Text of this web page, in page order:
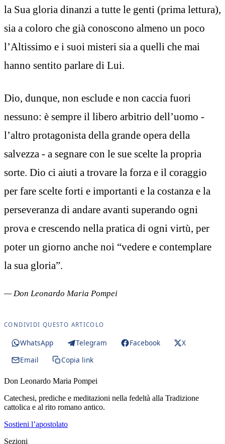
la Sua gloria dinanzi a tutte le genti (prima lettura),
sia a coloro che già conoscono almeno un poco
l’Altissimo e i suoi misteri sia a quelli che mai
hanno sentito parlare di Lui.
Dio, dunque, non esclude e non caccia fuori
nessuno: è sempre il libero arbitrio dell’uomo -
l’altro protagonista della grande opera della
salvezza - a segnare con le sue scelte la propria
sorte. Dio ci aiuti a trovare la forza e il coraggio
per fare scelte forti e importanti e la costanza e la
perseveranza di andare avanti superando ogni
prova e crescendo nella pratica di ogni virtù, per
poter un giorno anche noi “vedere e contemplare
la sua gloria”.
— Don Leonardo Maria Pompei
CONDIVIDI QUESTO ARTICOLO
WhatsApp Telegram Facebook
X
Email
Copia link
Don Leonardo Maria Pompei
Catechesi, prediche e meditazioni nella fedeltà alla Tradizione
cattolica e al rito romano antico.
Sostieni l’apostolato
Sezioni